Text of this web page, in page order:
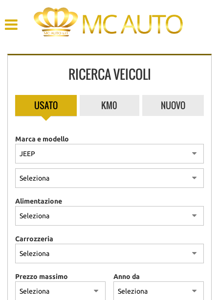
ACQUISTIAMO USATO
CONTATTI
RICERCA VEICOLI
USATO KM0 NUOVO
Marca e modello
Alimentazione
Carrozzeria
Prezzo massimo Anno da